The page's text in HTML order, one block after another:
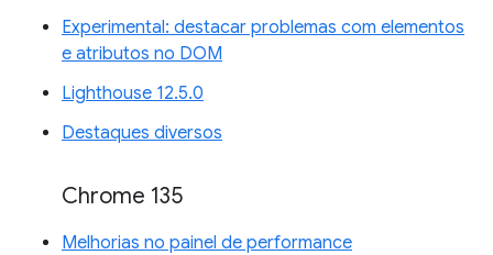
Experimental: destacar problemas com elementos
e atributos no DOM
Lighthouse 12.5.0
Destaques diversos
Chrome 135
Melhorias no painel de performance